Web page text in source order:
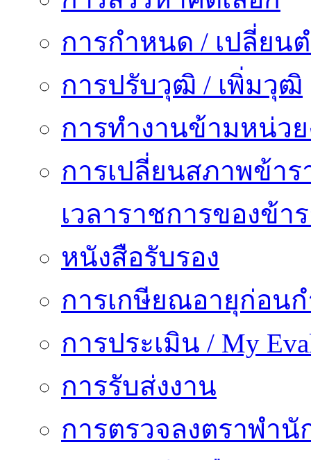
การกำหนด / เปลี่ยน
การปรับวุฒิ / เพิ่มวุฒิ
การทำงานข้ามหน่ว
การเปลี่ยนสภาพข้า
เวลาราชการของข้า
หนังสือรับรอง
การเกษียณอายุก่อน
การประเมิน / My
การรับส่งงาน
การตรวจลงตราพำ